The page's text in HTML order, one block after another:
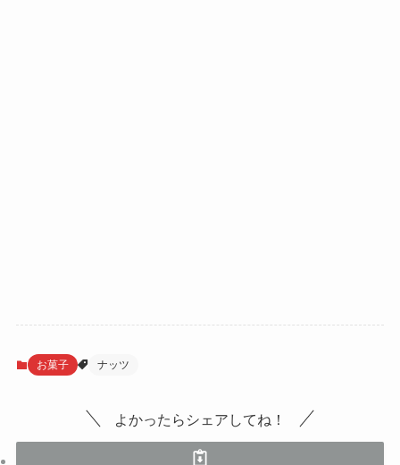
お菓子 ナッツ
よかったらシェアしてね！